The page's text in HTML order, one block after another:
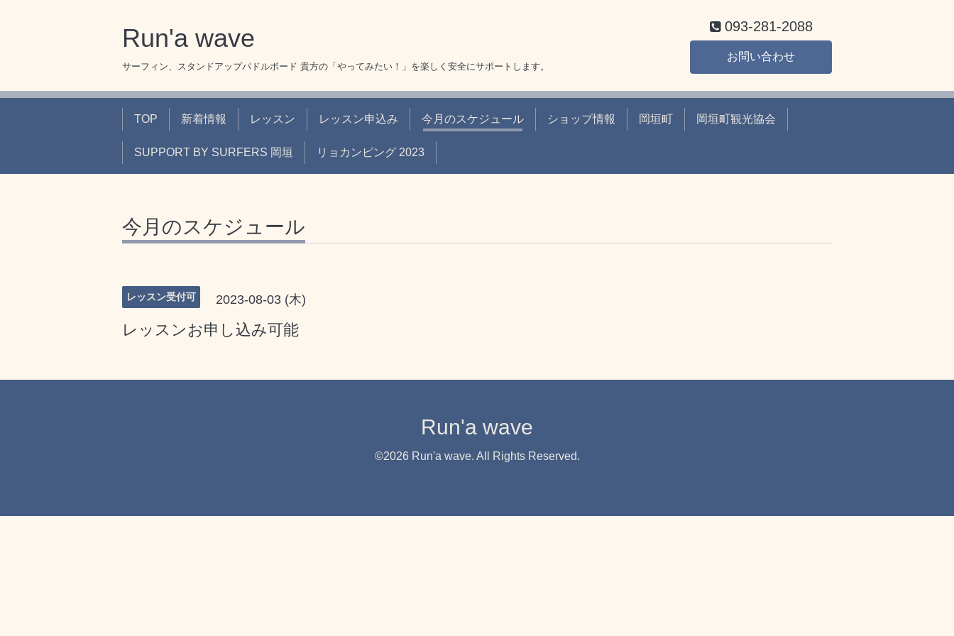
Run'a wave
サーフィン、スタンドアップパドルボード 貴方の「やってみたい！」を楽しく安全にサポートします。
093-281-2088
お問い合わせ
TOP 新着情報 レッスン レッスン申込み 今月のスケジュール ショップ情報 岡垣町 岡垣町観光協会
SUPPORT BY SURFERS 岡垣 リョカンピング 2023
今月のスケジュール
レッスン受付可 2023-08-03 (木)
レッスンお申し込み可能
Run'a wave
©2026 Run'a wave. All Rights Reserved.